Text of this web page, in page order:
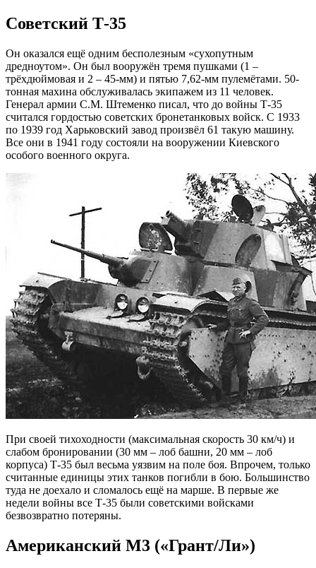
Советский Т-35
Он оказался ещё одним бесполезным «сухопутным
дредноутом». Он был вооружён тремя пушками (1 –
трёхдюймовая и 2 – 45-мм) и пятью 7,62-мм пулемётами. 50-
тонная махина обслуживалась экипажем из 11 человек.
Генерал армии С.М. Штеменко писал, что до войны Т-35
считался гордостью советских бронетанковых войск. С 1933
по 1939 год Харьковский завод произвёл 61 такую машину.
Все они в 1941 году состояли на вооружении Киевского
особого военного округа.
При своей тихоходности (максимальная скорость 30 км/ч) и
слабом бронировании (30 мм – лоб башни, 20 мм – лоб
корпуса) Т-35 был весьма уязвим на поле боя. Впрочем, только
считанные единицы этих танков погибли в бою. Большинство
туда не доехало и сломалось ещё на марше. В первые же
недели войны все Т-35 были советскими войсками
безвозвратно потеряны.
Американский М3 («Грант/Ли»)